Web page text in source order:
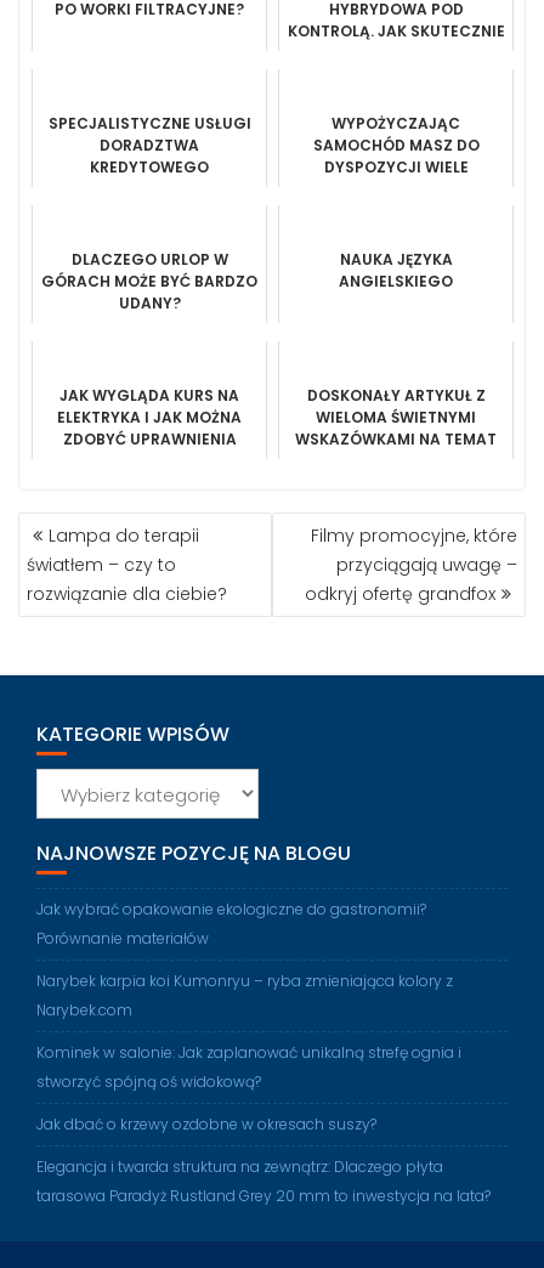
PO WORKI FILTRACYJNE?
HYBRYDOWA POD
KONTROLĄ. JAK SKUTECZNIE
SPECJALISTYCZNE USŁUGI
DORADZTWA
KREDYTOWEGO
WYPOŻYCZAJĄC
SAMOCHÓD MASZ DO
DYSPOZYCJI WIELE
DLACZEGO URLOP W
GÓRACH MOŻE BYĆ BARDZO
UDANY?
NAUKA JĘZYKA
ANGIELSKIEGO
JAK WYGLĄDA KURS NA
ELEKTRYKA I JAK MOŻNA
ZDOBYĆ UPRAWNIENIA
DOSKONAŁY ARTYKUŁ Z
WIELOMA ŚWIETNYMI
WSKAZÓWKAMI NA TEMAT
NAWIGACJA
WPISU
Lampa do terapii
światłem – czy to
rozwiązanie dla ciebie?
Filmy promocyjne, które
przyciągają uwagę –
odkryj ofertę grandfox
KATEGORIE WPISÓW
wpisów
NAJNOWSZE POZYCJĘ NA BLOGU
Jak wybrać opakowanie ekologiczne do gastronomii?
Porównanie materiałów
Narybek karpia koi Kumonryu – ryba zmieniająca kolory z
Narybek.com
Kominek w salonie: Jak zaplanować unikalną strefę ognia i
stworzyć spójną oś widokową?
Jak dbać o krzewy ozdobne w okresach suszy?
Elegancja i twarda struktura na zewnątrz: Dlaczego płyta
tarasowa Paradyż Rustland Grey 20 mm to inwestycja na lata?